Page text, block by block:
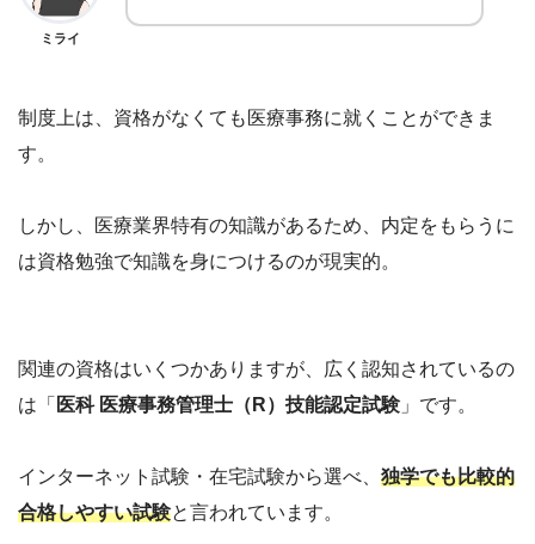
ミライ
制度上は、資格がなくても医療事務に就くことができま
す。
しかし、医療業界特有の知識があるため、内定をもらうに
は資格勉強で知識を身につけるのが現実的。
関連の資格はいくつかありますが、広く認知されているの
は「 医科 医療事務管理士（R）技能認定試験 」です。
インターネット試験・在宅試験から選べ、 独学でも比較的
合格しやすい試験と言われています。